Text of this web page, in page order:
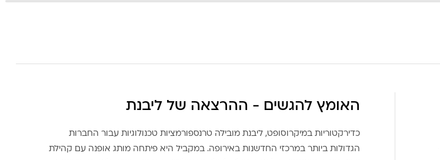
האומץ להגשים - ההרצאה של ליבנת
כדירקטוריות במיקרוסופט, ליבנת מובילה טרנספורמציות טכנולוגיות עבור החברות
הגדולות ביותר במרכזי החדשנות באירופה. במקביל היא פיתחה מותג אופנה עם קהילת